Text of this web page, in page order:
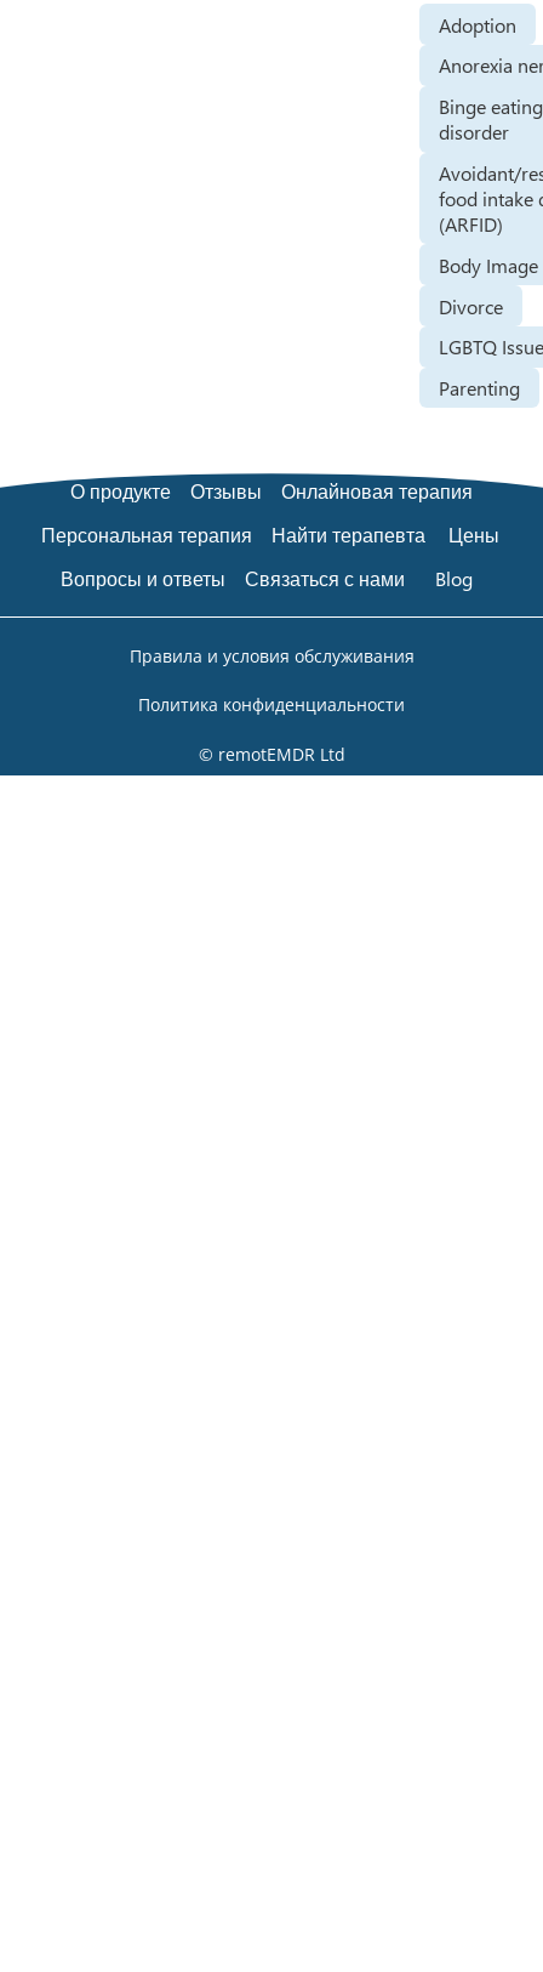
Adoption
Anorexia
Binge eating
disorder
Avoidant/
food intake
(ARFID)
Body Image
Divorce
LGBTQ
Parenting
О продукте Отзывы
Онлайновая терапия
Персональная терапия
Найти терапевта
Цены
Вопросы и ответы
Связаться с нами Blog
Правила и условия обслуживания
Политика конфиденциальности
© remotEMDR Ltd